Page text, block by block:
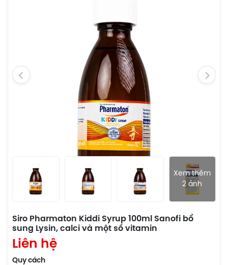
Xem thêm
2 ảnh
Siro Pharmaton Kiddi Syrup 100ml Sanofi bổ
sung Lysin, calci và một số vitamin
Liên hệ
Quy cách